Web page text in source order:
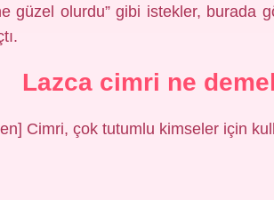
güzel olurdu” gibi istekler, burada
Lazca cimri ne
Cimri, çok tutumlu kimseler için